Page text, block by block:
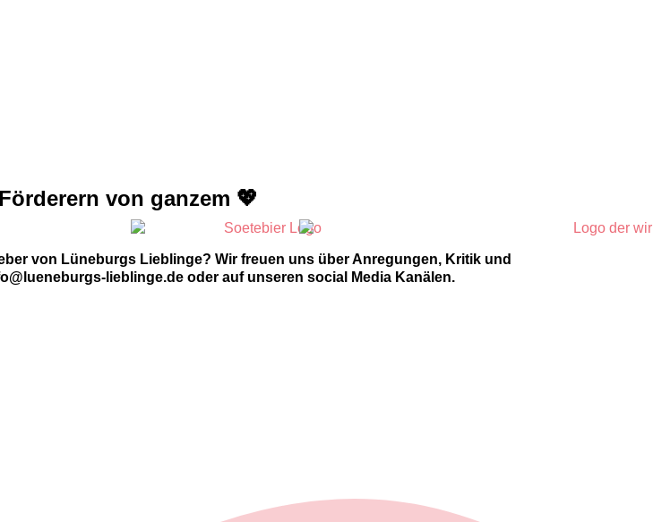
von ganzem 💖
von Lüneburgs Lieblinge? Wir freuen uns über Anregungen, Kritik und
lieblinge.de oder auf unseren social Media Kanälen.